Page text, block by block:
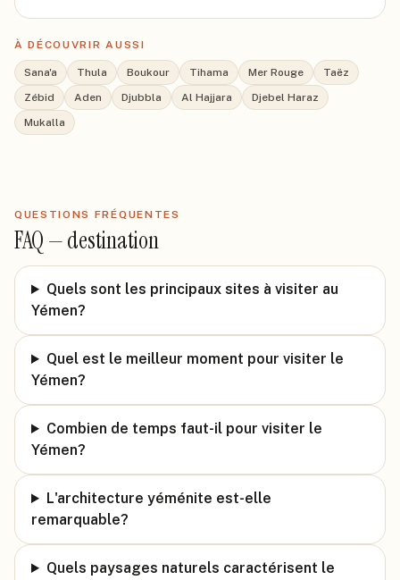
À DÉCOUVRIR AUSSI
Sana'a Thula Boukour Tihama Mer Rouge
Taëz
Zébid
Aden Djubbla Al Hajjara
Djebel Haraz
Mukalla
QUESTIONS FRÉQUENTES
FAQ —destination
Quels sont les principaux sites à visiter au
Yémen?
Quel est le meilleur moment pour visiter le
Yémen?
Combien de temps faut-il pour visiter le
Yémen?
L'architecture yéménite est-elle
remarquable?
Quels paysages naturels caractérisent le